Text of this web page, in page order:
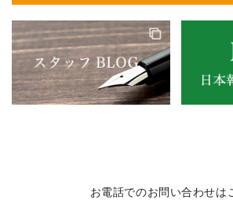
お電話でのお問い合わせは